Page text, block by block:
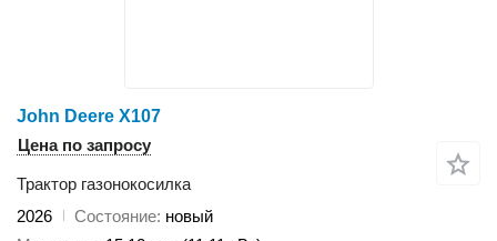
John Deere X107
Цена по запросу
Трактор газонокосилка
2026
Состояние новый